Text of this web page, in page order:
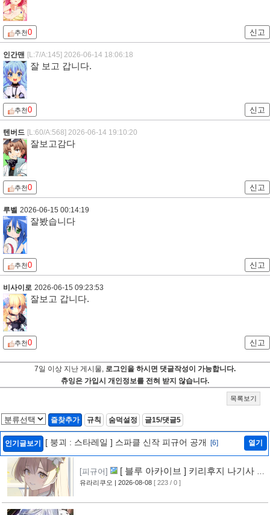
추천0 신고
인간맨 [L:7/A:145] 2026-06-14 18:06:18
잘 보고 갑니다.
추천0 신고
텐버드 [L:60/A:568] 2026-06-14 19:10:20
잘보고감다
추천0 신고
루벨 2026-06-15 00:14:19
잘봤습니다
추천0 신고
비사이로 2026-06-15 09:23:53
잘보고 갑니다.
추천0 신고
7일 이상 지난 게시물, 로그인을 하시면 댓글작성이 가능합니다.
츄잉은 가입시 개인정보를 전혀 받지 않습니다.
목록보기
즐찾추가 규칙 숨덕설정 글15/댓글5
인기글보기 [ 붕괴 : 스타레일 ] 스파클 신작 피규어 공개 [6] 열기
[피규어]
[ 블루 아카이브 ] 키리후지 나기사 신
작 피규어 공개 [6]
유라리쿠오 | 2026-08-08 [ 223 / 0 ]